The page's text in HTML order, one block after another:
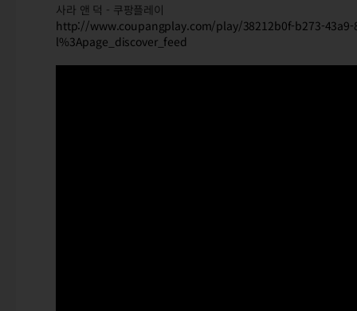
사라 앤 덕 - 쿠팡플레이
http://www.coupangplay.com/play/38212b0f-b273-
l%3Apage_discover_feed